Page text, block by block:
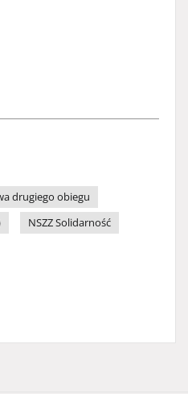
drugiego obiegu
NSZZ Solidarność